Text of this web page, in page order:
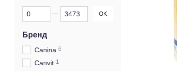
От Цена, грн
До Цена, грн OK
Бренд
Canina 6
Canvit 1